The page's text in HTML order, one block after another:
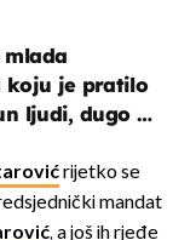
mlada
koju je pratilo
ljudi, dugo se
rijetko se
mandat
, a još ih rjeđe